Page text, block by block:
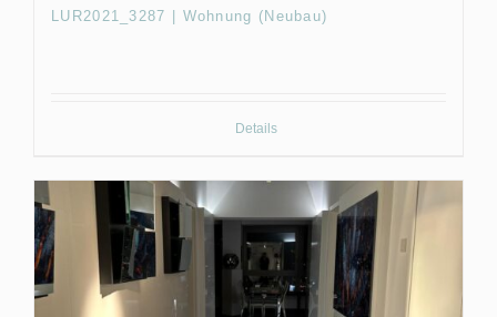
LUR2021_3287 | Wohnung (Neubau)
Details